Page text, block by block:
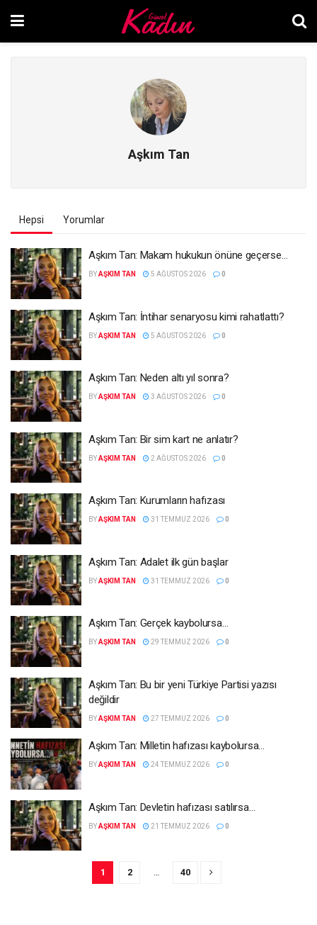
Aşkım Tan
Hepsi Yorumlar
Aşkım Tan: Makam hukukun önüne geçerse…
BYAŞKIM TAN 5 AĞUSTOS 2026 0
Aşkım Tan: İntihar senaryosu kimi rahatlattı?
BYAŞKIM TAN 5 AĞUSTOS 2026 0
Aşkım Tan: Neden altı yıl sonra?
BYAŞKIM TAN 3 AĞUSTOS 2026 0
Aşkım Tan: Bir sim kart ne anlatır?
BYAŞKIM TAN 2 AĞUSTOS 2026 0
Aşkım Tan: Kurumların hafızası
BYAŞKIM TAN 31 TEMMUZ 2026 0
Aşkım Tan: Adalet ilk gün başlar
BYAŞKIM TAN 31 TEMMUZ 2026 0
Aşkım Tan: Gerçek kaybolursa…
BYAŞKIM TAN 29 TEMMUZ 2026 0
Aşkım Tan: Bu bir yeni Türkiye Partisi yazısı
değildir
BYAŞKIM TAN 27 TEMMUZ 2026 0
Aşkım Tan: Milletin hafızası kaybolursa…
BYAŞKIM TAN 24 TEMMUZ 2026 0
Aşkım Tan: Devletin hafızası satılırsa…
BYAŞKIM TAN 21 TEMMUZ 2026 0
1 2 … 40